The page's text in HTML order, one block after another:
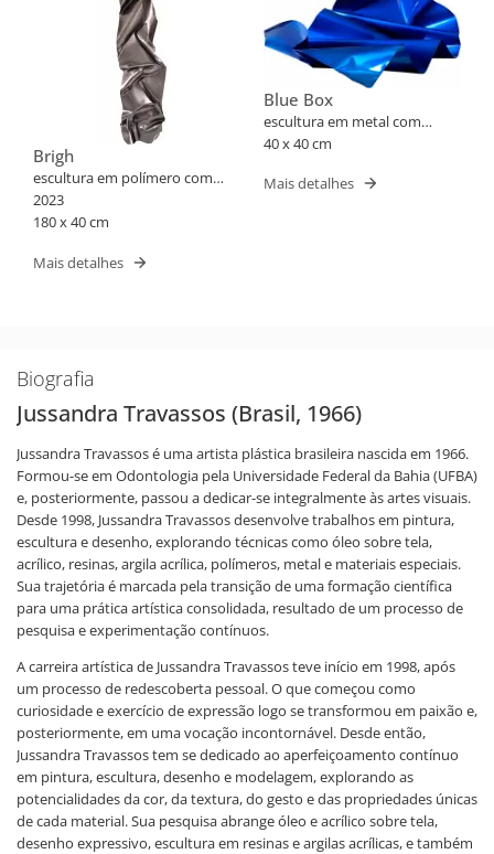
Brigh
escultura em polímero com
pintura automotiva
2023
180 x 40 cm
Mais detalhes
Blue Box
escultura em metal com
pintura eletrostática
40 x 40 cm
Mais detalhes
Biografia
Jussandra Travassos (Brasil, 1966)
Jussandra Travassos é uma artista plástica brasileira nascida em 1966.
Formou-se em Odontologia pela Universidade Federal da Bahia (UFBA)
e, posteriormente, passou a dedicar-se integralmente às artes visuais.
Desde 1998, Jussandra Travassos desenvolve trabalhos em pintura,
escultura e desenho, explorando técnicas como óleo sobre tela,
acrílico, resinas, argila acrílica, polímeros, metal e materiais especiais.
Sua trajetória é marcada pela transição de uma formação científica
para uma prática artística consolidada, resultado de um processo de
pesquisa e experimentação contínuos.
A carreira artística de Jussandra Travassos teve início em 1998, após
um processo de redescoberta pessoal. O que começou como
curiosidade e exercício de expressão logo se transformou em paixão e,
posteriormente, em uma vocação incontornável. Desde então,
Jussandra Travassos tem se dedicado ao aperfeiçoamento contínuo
em pintura, escultura, desenho e modelagem, explorando as
potencialidades da cor, da textura, do gesto e das propriedades únicas
de cada material. Sua pesquisa abrange óleo e acrílico sobre tela,
desenho expressivo, escultura em resinas e argilas acrílicas, e também